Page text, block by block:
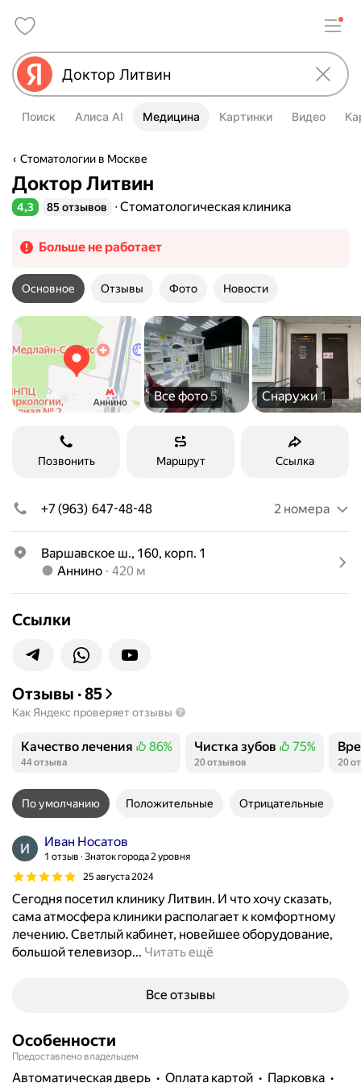
Поиск Алиса AI Медицина Картинки Видео
Стоматологии в Москве
Доктор Литвин
Рейтинг 4,3 из 5
4,3 85 отзывов Стоматологическая клиника
Больше не работает
Основное Отзывы Фото Новости
Все фото5 Снаружи1
Позвонить Маршрут Ссылка
+7 (963) 647-48-48 2 номера
Варшавское ш., 160, корп. 1
Метро Аннино Расстояние 420 м
Аннино 420 м
Ссылки
Отзывы ·85
Как Яндекс проверяет отзывы
Качество лечения
Положительных отзывов
86%
44 отзыва
Чистка зубов
Положительных отзывов
75%
20 отзывов 20
По умолчанию Положительные Отрицательные
Иван Носатов
1 отзыв Знаток города 2 уровня
25 августа 2024
Сегодня посетил клинику Литвин. И что хочу сказать,
сама атмосфера клиники располагает к комфортному
лечению. Светлый кабинет, новейшее оборудование,
большой телевизор… Читать ещё
Все отзывы
Особенности
Предоставлено владельцем
автоматическая дверь Оплата картой парковка